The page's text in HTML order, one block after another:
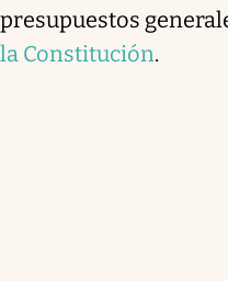
presupuestos
la Constitución.